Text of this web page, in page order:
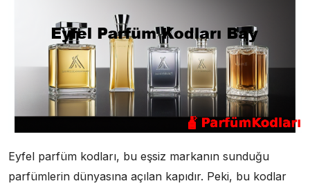
Eyfel parfüm kodları, bu eşsiz markanın sunduğu
parfümlerin dünyasına açılan kapıdır. Peki, bu kodlar